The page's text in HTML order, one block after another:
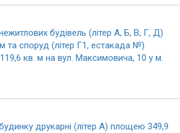
будівель (літер А, Б, В, Г, Д)
та споруд (літер Г1, естакада №)
кв. м на вул. Максимовича, 10 у м.
друкарні (літер А) площею 349,9